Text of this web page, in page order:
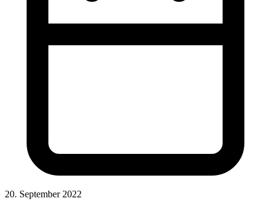
20. September 2022